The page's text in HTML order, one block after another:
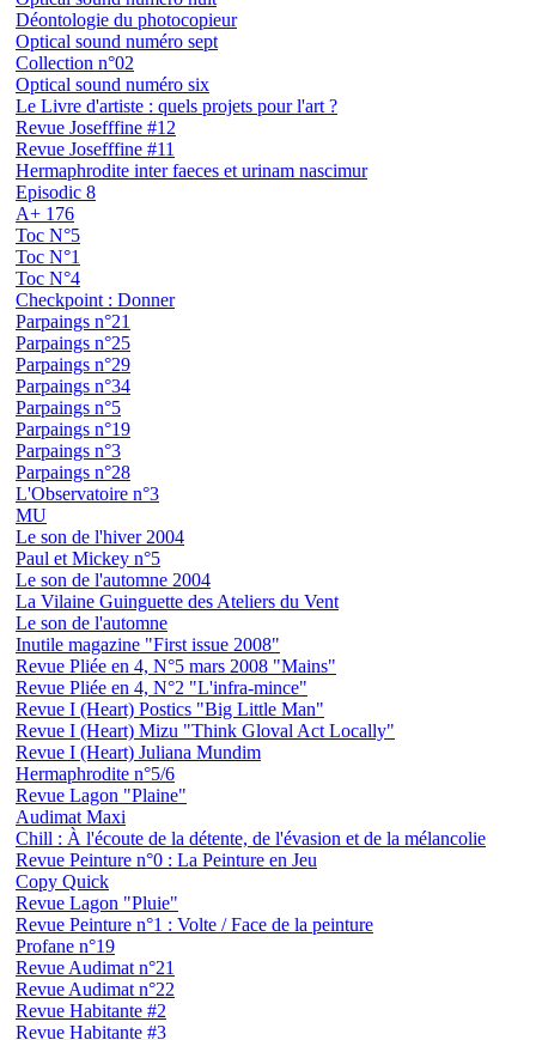
Déontologie du photocopieur
Optical sound numéro sept
Collection n°02
Optical sound numéro six
Le Livre d'artiste : quels projets pour l'art ?
Revue Josefffine #12
Revue Josefffine #11
Hermaphrodite inter faeces et urinam nascimur
Episodic 8
A+ 176
Toc N°5
Toc N°1
Toc N°4
Checkpoint : Donner
Parpaings n°21
Parpaings n°25
Parpaings n°29
Parpaings n°34
Parpaings n°5
Parpaings n°19
Parpaings n°3
Parpaings n°28
L'Observatoire n°3
MU
Le son de l'hiver 2004
Paul et Mickey n°5
Le son de l'automne 2004
La Vilaine Guinguette des Ateliers du Vent
Le son de l'automne
Inutile magazine "First issue 2008"
Revue Pliée en 4, N°5 mars 2008 "Mains"
Revue Pliée en 4, N°2 "L'infra-mince"
Revue I (Heart) Postics "Big Little Man"
Revue I (Heart) Mizu "Think Gloval Act Locally"
Revue I (Heart) Juliana Mundim
Hermaphrodite n°5/6
Revue Lagon "Plaine"
Audimat Maxi
Chill : À l'écoute de la détente, de l'évasion et de la mélancolie
Revue Peinture n°0 : La Peinture en Jeu
Copy Quick
Revue Lagon "Pluie"
Revue Peinture n°1 : Volte / Face de la peinture
Profane n°19
Revue Audimat n°21
Revue Audimat n°22
Revue Habitante #2
Revue Habitante #3